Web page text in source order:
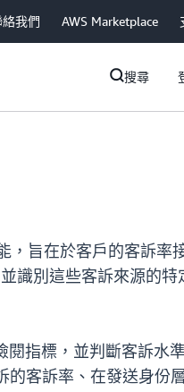
絡我們 AWS Marketplace
搜尋
，旨在於客戶的客訴率
識別這些客訴來源的特
指標，並判斷客訴水
的客訴率、在發送身份